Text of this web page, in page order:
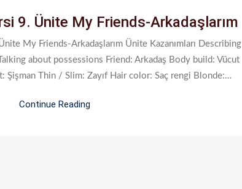
İngilizce
9. Ünite My Friends-Arkadaşlarım
My Friends-Arkadaşlarım Ünite Kazanımları Describing
about possessions Friend: Arkadaş Body build: Vücut
Şişman Thin / Slim: Zayıf Hair color: Saç rengi Blonde:…
Continue Reading